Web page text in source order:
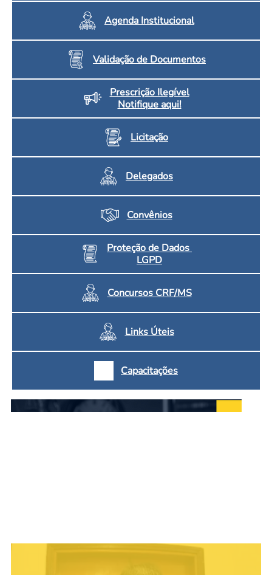
Agenda Institucional
Validação de Documentos
Prescrição Ilegível
Notifique aqui!
Licitação
Delegados
Convênios
Proteção de Dados
LGPD
Concursos CRF/MS
Links Úteis
Capacitações